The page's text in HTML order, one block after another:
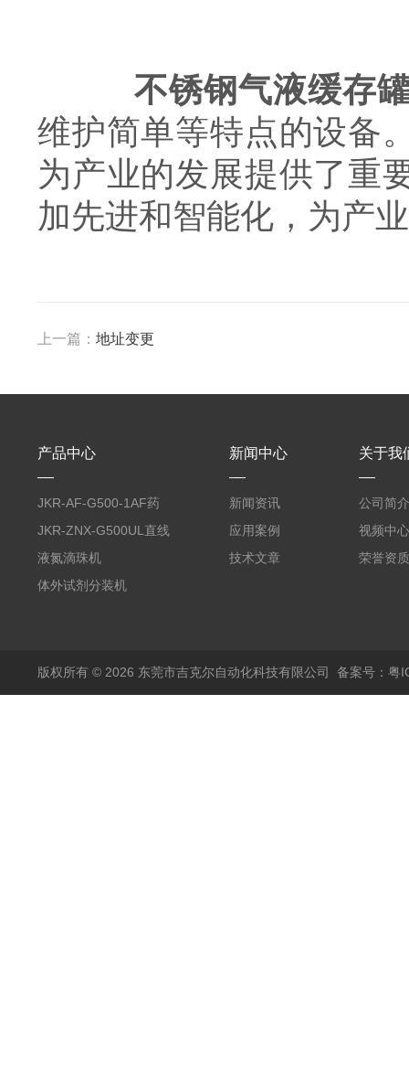
不锈钢气液缓存
维护简单等特点的设备
为产业的发展提供了重
加先进和智能化，为产
上一篇： 地址变更
产品中心
JKR-AF-G500-1AF药
丸滴液机
JKR-ZNX-G500UL直线
式智能计量泵
液氮滴珠机
体外试剂分装机
新闻中心
新闻资讯
应用案例
技术文章
关于我
公司简介
视频中心
荣誉资质
版权所有 © 2026 东莞市吉克尔自动化科技有限公司 备案号：粤